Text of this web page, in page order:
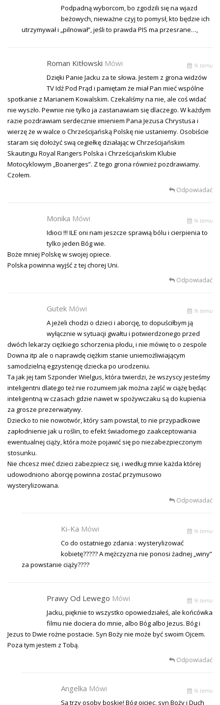
Podpadną wyborcom, bo zgodzili się na wjazd
beżowych, nieważne czyj to pomysł, kto będzie ich
utrzymywał i „pilnował”, jeśli to prawda PIS ma przesrane…,
Roman Kitłowski Mówi % temu
Dzięki Panie Jacku za te słowa. Jestem z grona widzów
TV Idź Pod Prąd i pamiętam że miał Pan mieć wspólne
spotkanie z Marianem Kowalskim. Czekaliśmy na nie, ale coś widać
nie wyszło. Pewnie nie tylko ja zastanawiam się dlaczego. W każdym
razie pozdrawiam serdecznie imieniem Pana Jezusa Chrystusa i
wierzę że w walce o Chrześcijańską Polskę nie ustaniemy. Osobiście
staram się dołożyć swą cegiełkę działając w Chrześcijańskim
Skautingu Royal Rangers Polska i Chrześcijańskim Klubie
Motocyklowym „Boanerges”. Z tego grona również pozdrawiamy.
Czołem.
Odpowiadać
Monika Mówi % temu
Idioci !!! ILE oni nam jeszcze sprawią bólu i cierpienia to
tylko jeden Bóg wie.
Boże mniej Polskę w swojej opiece.
Polska powinna wyjść z tej chorej Uni.
Odpowiadać
Gutek Mówi % temu
A jeżeli chodzi o dzieci i aborcję, to dopuściłbym ją
wyłącznie w sytuacji gwałtu i potwierdzonego przed
dwóch lekarzy ciężkiego schorzenia płodu, i nie mówię to o zespole
Downa itp ale o naprawdę ciężkim stanie uniemożliwiającym
samodzielną egzystencję dziecka po urodzeniu.
Ta jak jej tam Szponder Wielgus, która twierdzi, że wszyscy jesteśmy
inteligentni dlatego też nie rozumiem jak można zajść w ciążę będąc
inteligentną w czasach gdzie nawet w spożywczaku są do kupienia
za grosze prezerwatywy.
Dziecko to nie nowotwór, który sam powstał, to nie przypadkowe
zapłodnienie jak u roślin, to efekt świadomego zaakceptowania
ewentualnej ciąży, która może pojawić się po niezabezpieczonym
stosunku.
Nie chcesz mieć dzieci zabezpiecz się, i według mnie każda której
udowodniono aborcję powinna zostać przymusowo
wysterylizowana.
Odpowiadać
Ki-Ka Mówi % temu
Co do ostatniego zdania : wysterylizować
kobietę????? A mężczyzna nie ponosi żadnej „winy”
za powstanie ciąży????
Prawy Od Lewego Mówi % temu
Jacku, pięknie to wszystko opowiedziałeś, ale końcówka
filmu nie dociera do mnie, albo Bóg albo Jezus. Bóg i
Jezus to Dwie rożne postacie. Syn Boży nie może być swoim Ojcem.
Poza tym jestem z Tobą.
Odpowiadać
Angelka Mówi % temu
Są trzy osoby boskie! Bóg ojciec, syn Boży i Duch